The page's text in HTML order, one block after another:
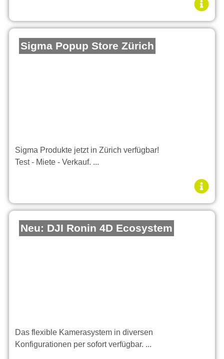
Sigma Popup Store Zürich
Sigma Produkte jetzt in Zürich verfügbar!
Test - Miete - Verkauf. ...
Neu: DJI Ronin 4D Ecosystem
Das flexible Kamerasystem in diversen
Konfigurationen per sofort verfügbar. ...